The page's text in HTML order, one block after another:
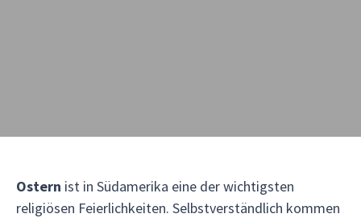
Ostern ist in Südamerika eine der wichtigsten
religiösen Feierlichkeiten. Selbstverständlich kommen